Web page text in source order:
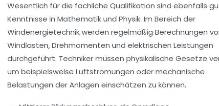
Wesentlich für die fachliche Qualifikation sind ebenfalls
Kenntnisse in Mathematik und Physik. Im Bereich der
Windenergietechnik werden regelmäßig Berechnungen
Windlasten, Drehmomenten und elektrischen Leistungen
durchgeführt. Techniker müssen physikalische Gesetze
um beispielsweise Luftströmungen oder mechanische
Belastungen der Anlagen einschätzen zu können.